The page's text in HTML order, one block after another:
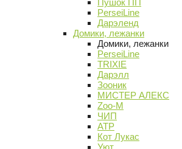
Пушок ПП
PerseiLine
Дарэленд
Домики, лежанки
Домики, лежанки
PerseiLine
TRIXIE
Дарэлл
Зооник
МИСТЕР АЛЕКС
Zoo-M
ЧИП
АТР
Кот Лукас
Уют